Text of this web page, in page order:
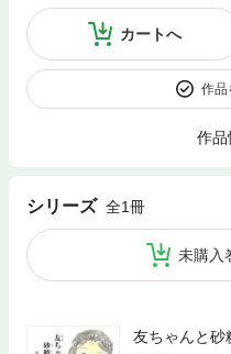
カートへ
作品
作品
シリーズ 全1冊
未購入
友ちゃんと砂